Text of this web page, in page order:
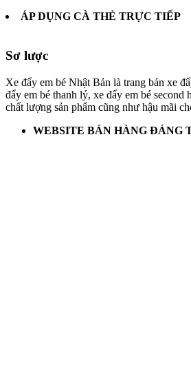
ÁP DỤNG CÀ THẺ TRỰC TIẾP
Sơ lược
Xe đẩy em bé Nhật Bản là trang bán xe
đẩy em bé thanh lý, xe đẩy em bé second
chất lượng sản phẩm cũng như hậu mãi
WEBSITE BÁN HÀNG ĐÁNG